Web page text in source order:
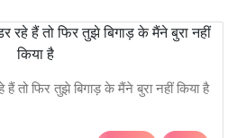
तो फिर तुझे बिगाड़ के मैंने बुरा नहीं किया है